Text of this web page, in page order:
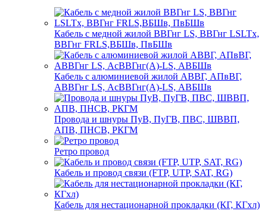
Кабель с медной жилой ВВГнг LS, ВВГнг LSLTx,
ВВГнг FRLS,ВБШв, ПвБШв
Кабель с алюминиевой жилой АВВГ, АПвВГ,
АВВГнг LS, АсВВГнг(А)-LS, АВБШв
Провода и шнуры ПуВ, ПуГВ, ПВС, ШВВП,
АПВ, ПНСВ, РКГМ
Ретро провод
Кабель и провод связи (FTP, UTP, SAT, RG)
Кабель для нестационарной прокладки (КГ, КГхл)